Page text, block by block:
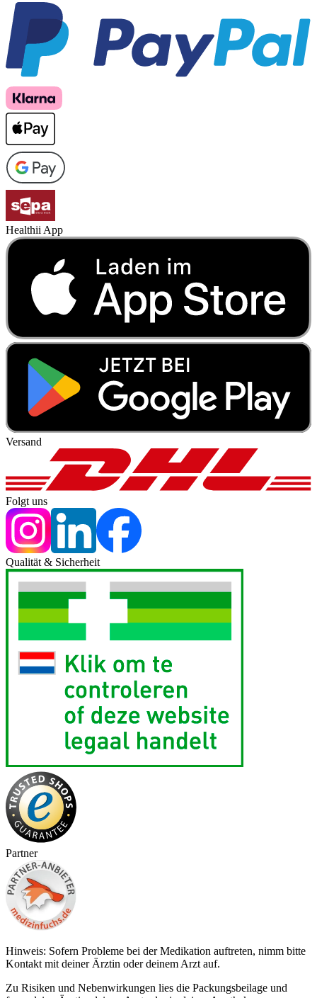
Healthii App
Versand
Folgt uns
Qualität & Sicherheit
Partner
Hinweis: Sofern Probleme bei der Medikation auftreten, nimm bitte
Kontakt mit deiner Ärztin oder deinem Arzt auf.
Zu Risiken und Nebenwirkungen lies die Packungsbeilage und